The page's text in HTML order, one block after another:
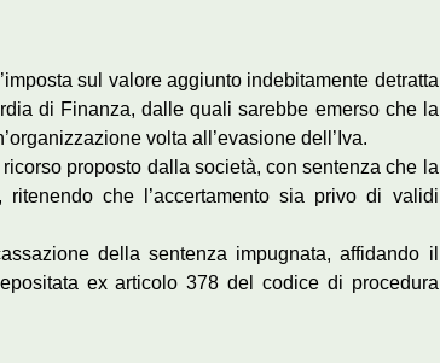
sul valore aggiunto indebitamente detratta
di Finanza, dalle quali sarebbe emerso che la
volta all’evasione dell’Iva.
proposto dalla società, con sentenza che la
che l’accertamento sia privo di validi
della sentenza impugnata, affidando il
ex articolo 378 del codice di procedura